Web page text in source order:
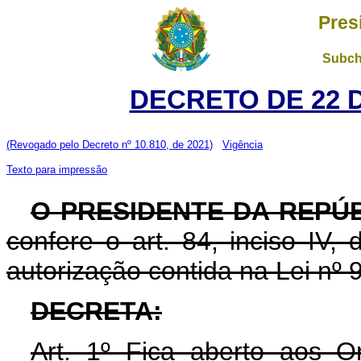
DECRETO DE 22
(Revogado pelo Decreto nº 10.810, de 2021) Vigência
Texto para impressão
O PRESIDENTE DA
confere o art. 84, inciso IV,
autorização contida na Lei nº
DECRETA:
Art. 1º Fica aberto aos